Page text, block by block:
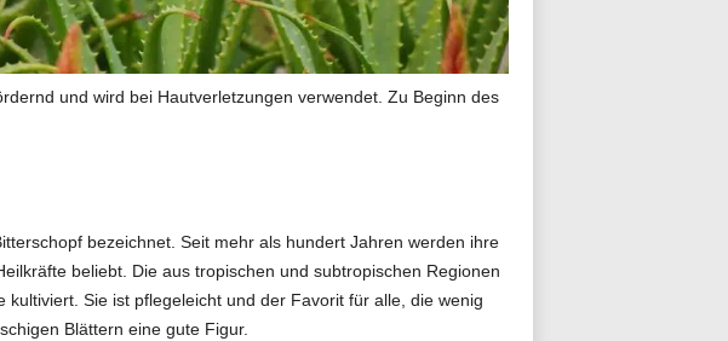
und wird bei Hautverletzungen verwendet. Zu Beginn des
bezeichnet. Seit mehr als hundert Jahren werden ihre
beliebt. Die aus tropischen und subtropischen Regionen
Sie ist pflegeleicht und der Favorit für alle, die wenig
Blättern eine gute Figur.